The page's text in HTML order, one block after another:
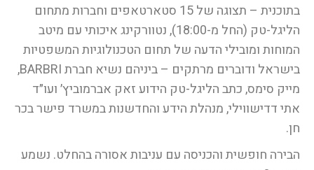
בתוכנית – תצוגה של 15 סטארטאפים וחברות מתחום
הליגל-טק (החל מ-18:00), נטוורקינג איכותי עם מיטב
המוחות ומובילי הדעה של תחום הטכנולוגיות המשפטיות
בישראל ודוברים מרתקים – ביניהם נשיא חברת BARBRI,
מייק סימס, כתב הליגל-טק הידוע זאק אברמוביץ׳ ועו״ד
אתי דדישווילי, מנהלת הידע והחדשנות במשרד פישר בכר
חן.
הבירה חופשית והכניסה עם עניבות אסורה בהחלט. נשמע